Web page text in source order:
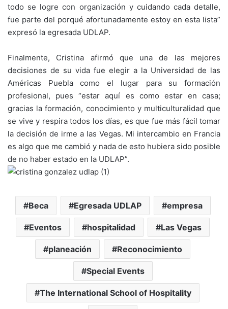
todo se logre con organización y cuidando cada detalle,
fue parte del porqué afortunadamente estoy en esta lista”
expresó la egresada UDLAP.
Finalmente, Cristina afirmó que una de las mejores
decisiones de su vida fue elegir a la Universidad de las
Américas Puebla como el lugar para su formación
profesional, pues “estar aquí es como estar en casa;
gracias la formación, conocimiento y multiculturalidad que
se vive y respira todos los días, es que fue más fácil tomar
la decisión de irme a las Vegas. Mi intercambio en Francia
es algo que me cambió y nada de esto hubiera sido posible
de no haber estado en la UDLAP”.
Beca Egresada UDLAP empresa
Eventos hospitalidad Las Vegas
planeación Reconocimiento
Special Events
The International School of Hospitality